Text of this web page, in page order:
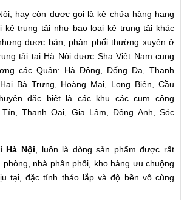
hay còn được gọi là kệ chứa hàng hạng
kệ trung tải như bao loại kệ trung tải khác
được bán, phân phối thường xuyên ở
tải tại Hà Nội được Sha Việt Nam cung
các Quận: Hà Đông, Đống Đa, Thanh
Bà Trưng, Hoàng Mai, Long Biên, Cầu
đặc biệt là các khu các cụm công
Thanh Oai, Gia Lâm, Đông Anh, Sóc
Hà Nội , luôn là dòng sản phẩm được rất
phòng, nhà phân phối, kho hàng ưu chuộng
tại, đặc tính tháo lắp và độ bền vô cùng